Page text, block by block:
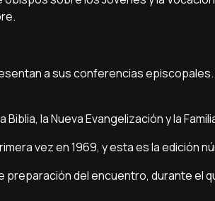
a sus conferencias
la Nueva Evangelización y la
vez en 1969, y esta es la edición
preparación del encuentro, durante el